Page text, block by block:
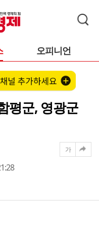
오피니언
평군, 영광군
가